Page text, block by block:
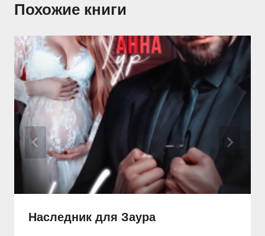
Похожие книги
Наследник для Заура